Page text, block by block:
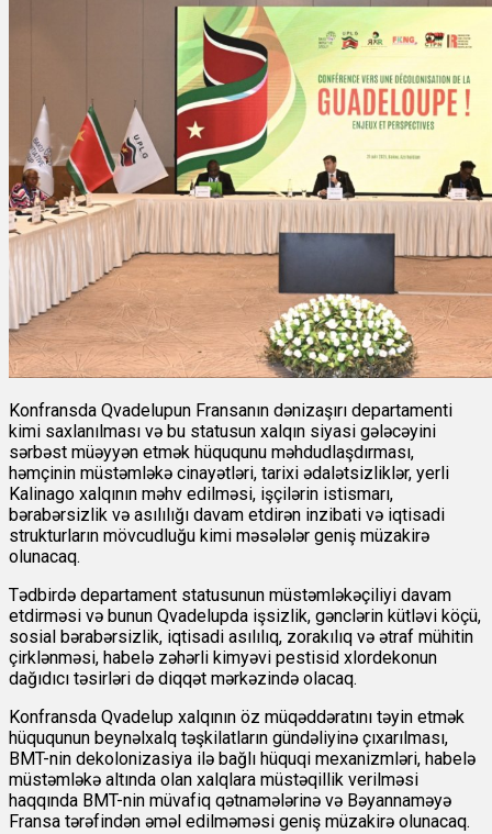
Konfransda Qvadelupun Fransanın dənizaşırı departamenti
kimi saxlanılması və bu statusun xalqın siyasi gələcəyini
sərbəst müəyyən etmək hüququnu məhdudlaşdırması,
həmçinin müstəmləkə cinayətləri, tarixi ədalətsizliklər, yerli
Kalinago xalqının məhv edilməsi, işçilərin istismarı,
bərabərsizlik və asılılığı davam etdirən inzibati və iqtisadi
strukturların mövcudluğu kimi məsələlər geniş müzakirə
olunacaq.
Tədbirdə departament statusunun müstəmləkəçiliyi davam
etdirməsi və bunun Qvadelupda işsizlik, gənclərin kütləvi köçü,
sosial bərabərsizlik, iqtisadi asılılıq, zorakılıq və ətraf mühitin
çirklənməsi, habelə zəhərli kimyəvi pestisid xlordekonun
dağıdıcı təsirləri də diqqət mərkəzində olacaq.
Konfransda Qvadelup xalqının öz müqəddəratını təyin etmək
hüququnun beynəlxalq təşkilatların gündəliyinə çıxarılması,
BMT-nin dekolonizasiya ilə bağlı hüquqi mexanizmləri, habelə
müstəmləkə altında olan xalqlara müstəqillik verilməsi
haqqında BMT-nin müvafiq qətnamələrinə və Bəyannaməyə
Fransa tərəfindən əməl edilməməsi geniş müzakirə olunacaq.